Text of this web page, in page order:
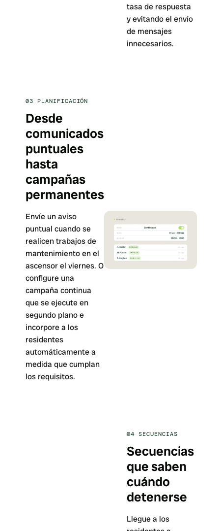
tasa de respuesta
y evitando el envío
de mensajes
innecesarios.
03 PLANIFICACIÓN
Desde
comunicados
puntuales
hasta
campañas
permanentes
Envíe un aviso
puntual cuando se
realicen trabajos de
mantenimiento en el
ascensor el viernes. O
configure una
campaña continua
que se ejecute en
segundo plano e
incorpore a los
residentes
automáticamente a
medida que cumplan
los requisitos.
04 SECUENCIAS
Secuencias
que saben
cuándo
detenerse
Llegue a los